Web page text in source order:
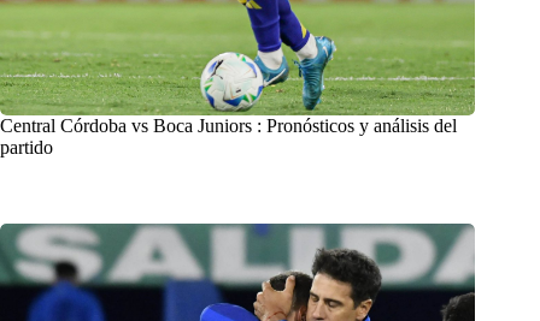
Central Córdoba vs Boca Juniors : Pronósticos y análisis del
partido